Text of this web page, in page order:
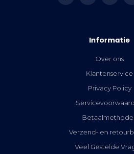
Informatie
Over ons
Klantenservice
Privacy Policy
Verzend- en
Veel Gestelde